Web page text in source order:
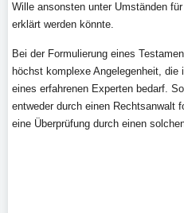
Wille ansonsten unter Umständen
erklärt werden könnte.
Bei der Formulierung eines
höchst komplexe Angelegenheit, die
eines erfahrenen Experten bedarf.
entweder durch einen Rechtsanwalt
eine Überprüfung durch einen